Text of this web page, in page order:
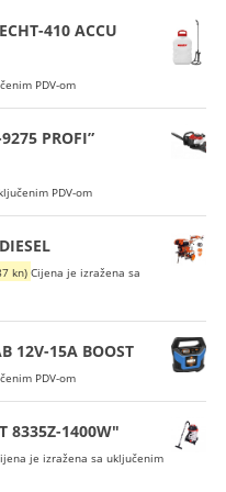
410 ACCU
PDV-om
PROFI”
PDV-om
kn) Trenutna
je:
€1,199.00
(9,033.87
kn).
Cijena je izražena sa
12V-15A BOOST
PDV-om
8335Z-1400W"
je izražena sa uključenim